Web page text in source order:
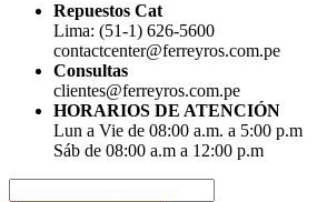
Repuestos Cat
Lima: (51-1) 626-5600
contactcenter@ferreyros.com.pe
Consultas
clientes@ferreyros.com.pe
HORARIOS DE ATENCIÓN
Lun a Vie de 08:00 a.m. a 5:00 p.m
Sáb de 08:00 a.m a 12:00 p.m